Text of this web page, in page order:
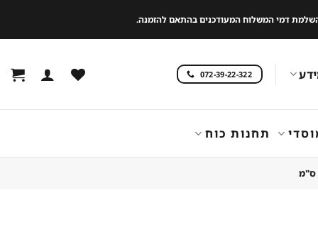
דמי המשלוח המעודכנים בהתאם להזמנה.
072-39-22-322
תחנות כוח